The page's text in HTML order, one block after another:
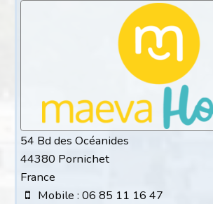
54 Bd des Océanides
44380 Pornichet
France
Mobile : 06 85 11 16 47